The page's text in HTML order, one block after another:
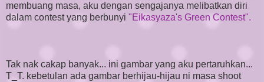
membuang masa, aku dengan sengajanya melibatkan diri
dalam contest yang berbunyi "Eikasyaza's Green Contest".
Tak nak cakap banyak... ini gambar yang aku pertaruhkan...
T_T. kebetulan ada gambar berhijau-hijau ni masa shoot